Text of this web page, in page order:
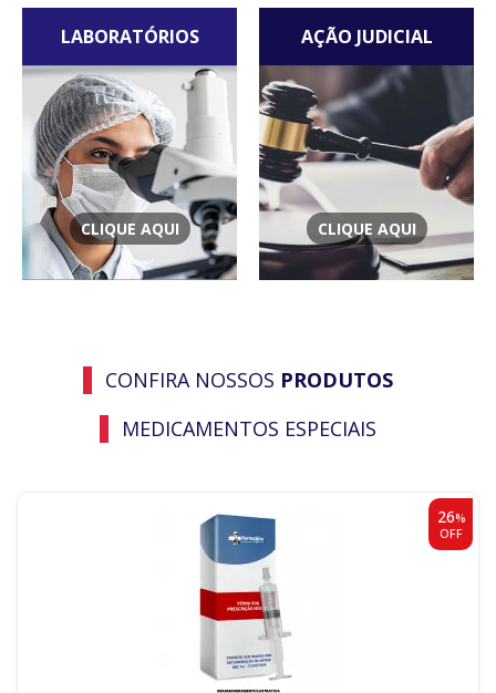
LABORATÓRIOS
CLIQUE AQUI
AÇÃO JUDICIAL
CLIQUE AQUI
CONFIRA NOSSOS PRODUTOS
MEDICAMENTOS ESPECIAIS
26%
OFF